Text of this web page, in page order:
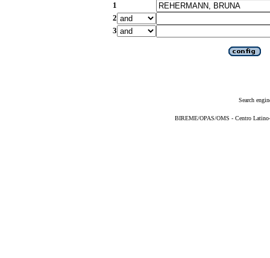
1
2
3
Search
BIREME/OPAS/OMS - Centro Latino-